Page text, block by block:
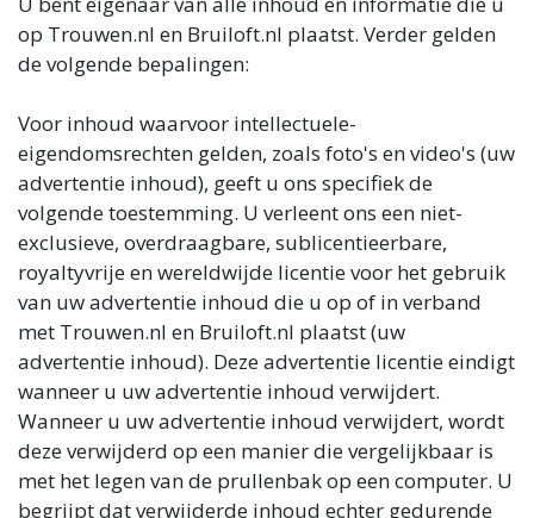
op Trouwen.nl en Bruiloft.nl plaatst. Verder gelden
de volgende bepalingen:
Voor inhoud waarvoor intellectuele-
eigendomsrechten gelden, zoals foto's en video's (uw
advertentie inhoud), geeft u ons specifiek de
volgende toestemming. U verleent ons een niet-
exclusieve, overdraagbare, sublicentieerbare,
royaltyvrije en wereldwijde licentie voor het gebruik
van uw advertentie inhoud die u op of in verband
met Trouwen.nl en Bruiloft.nl plaatst (uw
advertentie inhoud). Deze advertentie licentie eindigt
wanneer u uw advertentie inhoud verwijdert.
Wanneer u uw advertentie inhoud verwijdert, wordt
deze verwijderd op een manier die vergelijkbaar is
met het legen van de prullenbak op een computer. U
begrijpt dat verwijderde inhoud echter gedurende